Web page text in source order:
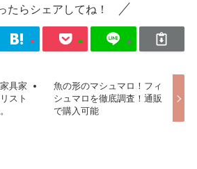
たらシェアしてね！
具家
スト
魚の形のマシュマロ！フィ
シュマロを徹底調査！通販
で購入可能